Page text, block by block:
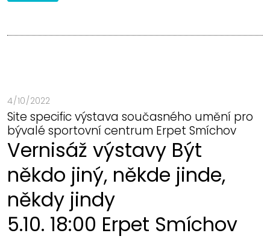
4 / 10 / 2022
Site specific výstava současného umění pro
bývalé sportovní centrum Erpet Smíchov
Vernisáž výstavy Být
někdo jiný, někde jinde,
někdy jindy
5.10. 18:00 Erpet Smíchov